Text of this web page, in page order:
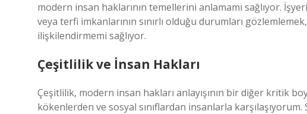
modern insan haklarının temellerini anlamamı sağlıyor.
veya terfi imkanlarının sınırlı olduğu durumları
ilişkilendirmemi sağlıyor.
Çeşitlilik ve İnsan Hakları
Çeşitlilik, modern insan hakları anlayışının bir diğer kritik
kökenlerden ve sosyal sınıflardan insanlarla karşılaşıyorum.